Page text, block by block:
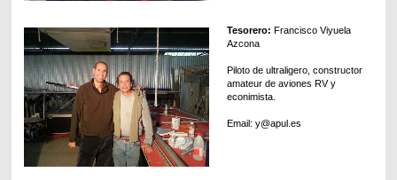
Tesorero: Francisco Viyuela
Azcona
Piloto de ultraligero, constructor
amateur de aviones RV y
econimista.
Email: y@apul.es